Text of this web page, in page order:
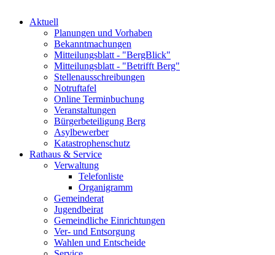
Aktuell
Planungen und Vorhaben
Bekanntmachungen
Mitteilungsblatt - "BergBlick"
Mitteilungsblatt - "Betrifft Berg"
Stellenausschreibungen
Notruftafel
Online Terminbuchung
Veranstaltungen
Bürgerbeteiligung Berg
Asylbewerber
Katastrophenschutz
Rathaus & Service
Verwaltung
Telefonliste
Organigramm
Gemeinderat
Jugendbeirat
Gemeindliche Einrichtungen
Ver- und Entsorgung
Wahlen und Entscheide